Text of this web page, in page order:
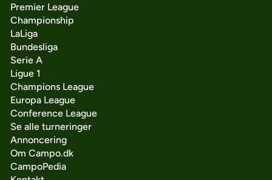
Premier League
Championship
LaLiga
Bundesliga
Serie A
Ligue 1
Champions League
Europa League
Conference League
Se alle turneringer
Annoncering
Om Campo.dk
CampoPedia